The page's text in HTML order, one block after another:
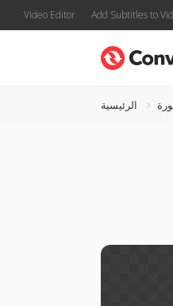
Video Editor Add Subtitles to
الرئيسية